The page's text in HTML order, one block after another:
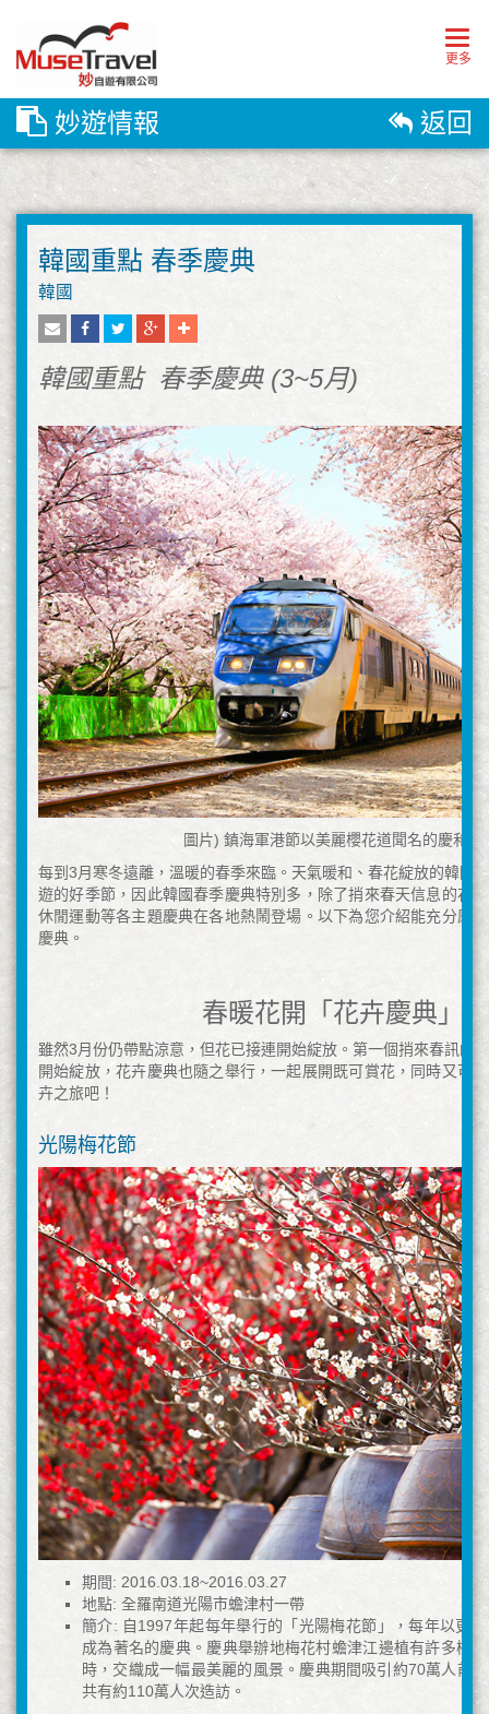
更多
妙遊情報 返回
韓國重點 春季慶典
韓國
韓國重點 春季慶典 (3~5月)
圖片) 鎮海軍港節以美麗櫻花道聞名的慶和站
每到3月寒冬遠離，溫暖的春季來臨。天氣暖和、春花綻放的韓國
遊的好季節，因此韓國春季慶典特別多，除了捎來春天信息的花
休閒運動等各主題慶典在各地熱鬧登場。以下為您介紹能充分感
慶典。
春暖花開「花卉慶典」
雖然3月份仍帶點涼意，但花已接連開始綻放。第一個捎來春訊的
開始綻放，花卉慶典也隨之舉行，一起展開既可賞花，同時又可
卉之旅吧！
光陽梅花節
期間: 2016.03.18~2016.03.27
地點: 全羅南道光陽市蟾津村一帶
簡介: 自1997年起每年舉行的「光陽梅花節」，每年以更
成為著名的慶典。慶典舉辦地梅花村蟾津江邊植有許多梅
時，交織成一幅最美麗的風景。慶典期間吸引約70萬人前
共有約110萬人次造訪。